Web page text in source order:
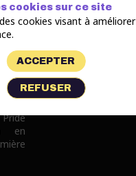
bi et
en
Inter-LGBT
cookies sur ce site
cookies visant à améliorer
ACCEPTER
REFUSER